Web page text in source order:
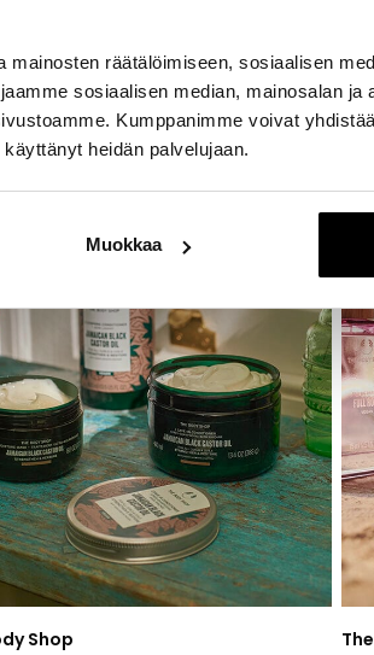
räätälöimiseen, sosiaalisen
sosiaalisen median, mainosalan ja
Kumppanimme voivat
heidän palvelujaan.
Muokkaa
Shop